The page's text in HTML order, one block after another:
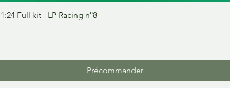
Aperçu rapide
Full kit - LP Racing n°8
Précommander